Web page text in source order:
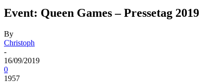
Event: Queen Games – Pressetag 2019
By
Christoph
-
16/09/2019
0
1957